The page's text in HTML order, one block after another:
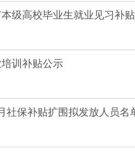
级高校毕业生就业见习补
训补贴公示
社保补贴扩围拟发放人员名